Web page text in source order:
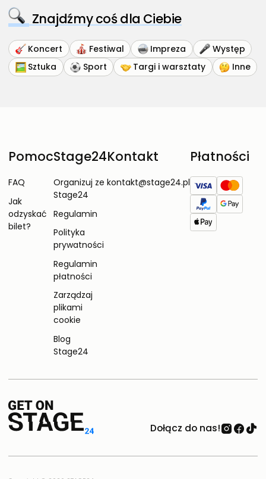
Znajdźmy coś dla Ciebie
Koncert Festiwal Impreza
Występ
Sztuka
Sport Targi i warsztaty Inne
Pomoc
FAQ
Jak
odzyskać
bilet?
Stage24
Organizuj ze
Stage24
Regulamin
Polityka
prywatności
Regulamin
płatności
Zarządzaj
plikami
cookie
Blog
Stage24
Kontakt
kontakt@stage24.pl
Płatności
Dołącz do nas!